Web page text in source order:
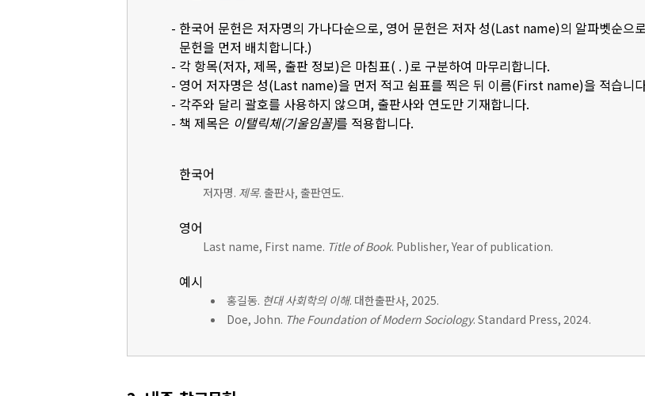
- 한국어 문헌은 저자명의 가나다순으로, 영어 문헌은 저자 성(Last name)의 알파벳순으
문헌을 먼저 배치합니다.)
- 각 항목(저자, 제목, 출판 정보)은 마침표( . )로 구분하여 마무리합니다.
- 영어 저자명은 성(Last name)을 먼저 적고 쉼표를 찍은 뒤 이름(First name)을 적습
- 각주와 달리 괄호를 사용하지 않으며, 출판사와 연도만 기재합니다.
- 책 제목은 이탤릭체(기울임꼴)를 적용합니다.
한국어
저자명. 제목. 출판사, 출판연도.
영어
Last name, First name. Title of Book. Publisher, Year of publication.
예시
홍길동. 현대 사회학의 이해. 대한출판사, 2025.
Doe, John. The Foundation of Modern Sociology. Standard Press, 2024.